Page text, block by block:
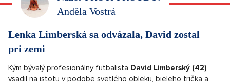
Anděla Vostrá
Lenka Limberská sa odvázala, David zostal
pri zemi
Kým bývalý profesionálny futbalista David Limberský (42)
vsadil na istotu v podobe svetlého obleku, bieleho trička a